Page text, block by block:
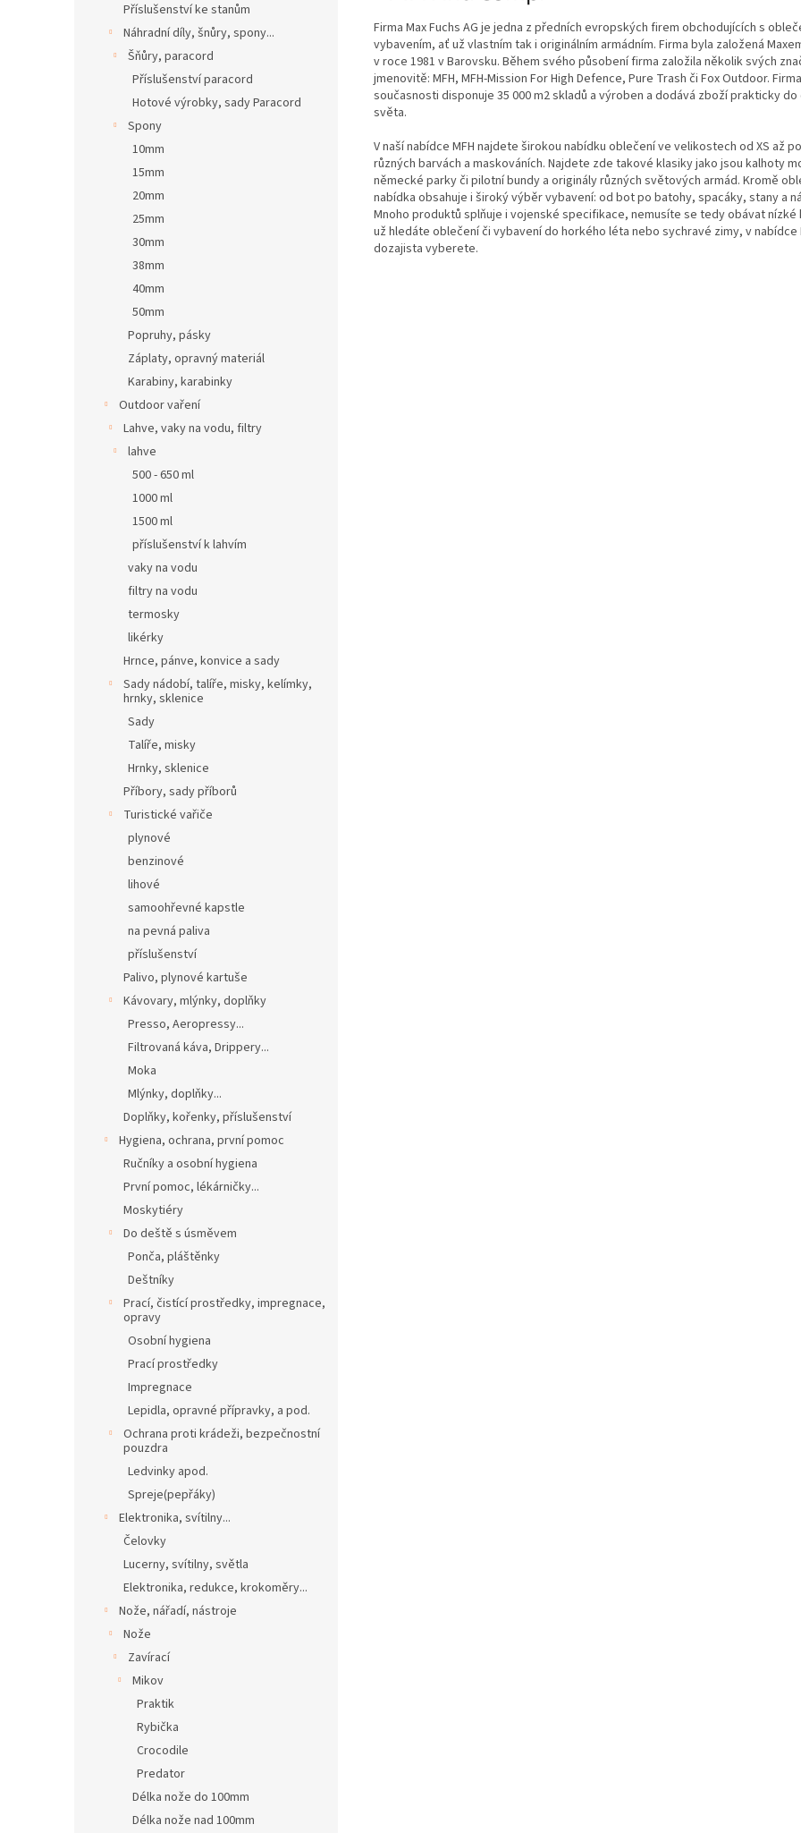
Příslušenství ke stanům
Náhradní díly, šnůry, spony...
Šňůry, paracord
Příslušenství paracord
Hotové výrobky, sady Paracord
Spony
10mm
15mm
20mm
25mm
30mm
38mm
40mm
50mm
Popruhy, pásky
Záplaty, opravný materiál
Karabiny, karabinky
Outdoor vaření
Lahve, vaky na vodu, filtry
lahve
500 - 650 ml
1000 ml
1500 ml
příslušenství k lahvím
vaky na vodu
filtry na vodu
termosky
likérky
Hrnce, pánve, konvice a sady
Sady nádobí, talíře, misky, kelímky,
hrnky, sklenice
Sady
Talíře, misky
Hrnky, sklenice
Příbory, sady příborů
Turistické vařiče
plynové
benzinové
lihové
samoohřevné kapstle
na pevná paliva
příslušenství
Palivo, plynové kartuše
Kávovary, mlýnky, doplňky
Presso, Aeropressy...
Filtrovaná káva, Drippery...
Moka
Mlýnky, doplňky...
Doplňky, kořenky, příslušenství
Hygiena, ochrana, první pomoc
Ručníky a osobní hygiena
První pomoc, lékárničky...
Moskytiéry
Do deště s úsměvem
Ponča, pláštěnky
Deštníky
Prací, čistící prostředky, impregnace,
opravy
Osobní hygiena
Prací prostředky
Impregnace
Lepidla, opravné přípravky, a pod.
Ochrana proti krádeži, bezpečnostní
pouzdra
Ledvinky apod.
Spreje(pepřáky)
Elektronika, svítilny...
Čelovky
Lucerny, svítilny, světla
Elektronika, redukce, krokoměry...
Nože, nářadí, nástroje
Nože
Zavírací
Mikov
Praktik
Rybička
Crocodile
Predator
Délka nože do 100mm
Délka nože nad 100mm
Firma Max Fuchs AG je jedna z předních evropských firem obchodujících s
vybavením, ať už vlastním tak i originálním armádním. Firma byla založená
v roce 1981 v Barovsku. Během svého působení firma založila několik svých
jmenovitě: MFH, MFH-Mission For High Defence, Pure Trash či Fox Outdoor.
současnosti disponuje 35 000 m2 skladů a výroben a dodává zboží prakticky do
světa.
V naší nabídce MFH najdete širokou nabídku oblečení ve velikostech od XS až
různých barvách a maskováních. Najdete zde takové klasiky jako jsou kalhoty
německé parky či pilotní bundy a originály různých světových armád. Kromě
nabídka obsahuje i široký výběr vybavení: od bot po batohy, spacáky, stany a
Mnoho produktů splňuje i vojenské specifikace, nemusíte se tedy obávat nízké
už hledáte oblečení či vybavení do horkého léta nebo sychravé zimy, v nabídce
dozajista vyberete.